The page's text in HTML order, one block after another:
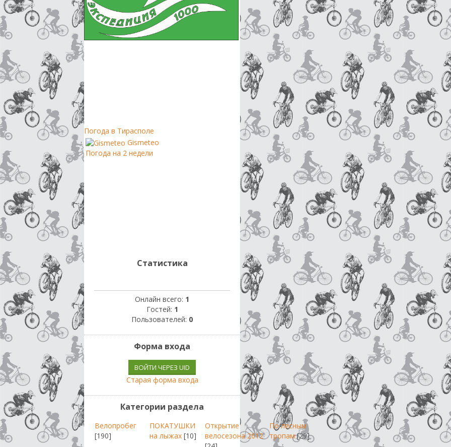
Погода в Тирасполе
Gismeteo
Погода на 2 недели
Статистика
Онлайн всего: 1
Гостей: 1
Пользователей: 0
Форма входа
ВОЙТИ ЧЕРЕЗ UID
Старая форма входа
Категории раздела
Велопробег
[190]
ПОКАТУШКИ
на лыжах [10]
Открытие
велосезона 2012
По лесным
тропам [29]